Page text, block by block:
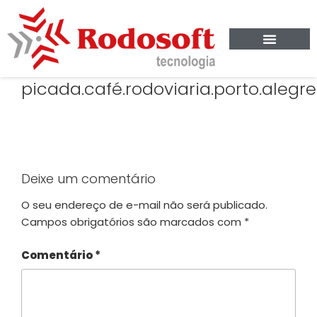
picada.café.rodoviaria.porto.alegre
Deixe um comentário
O seu endereço de e-mail não será publicado.
Campos obrigatórios são marcados com *
Comentário*